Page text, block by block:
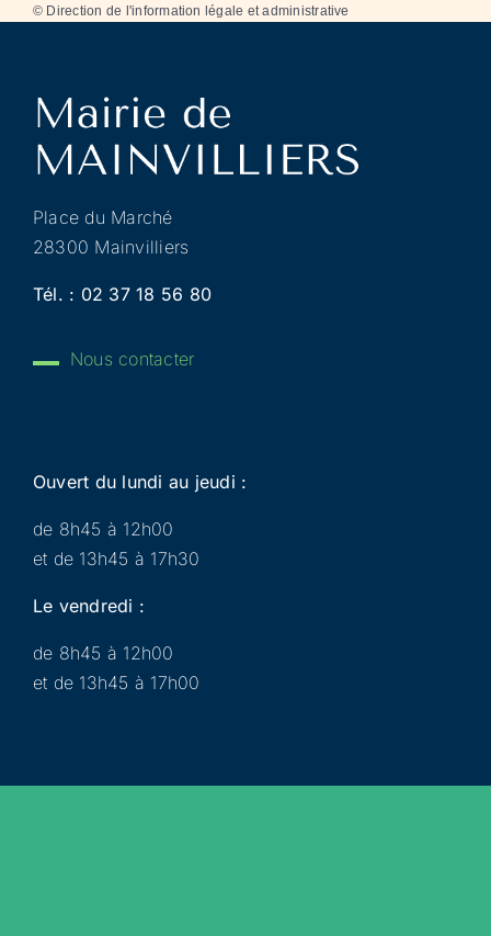
© Direction de l'information légale et administrative
Place du Marché
28300 Mainvilliers
Tél. : 02 37 18 56 80
Nous contacter
Ouvert du lundi au jeudi :
de 8h45 à 12h00
et de 13h45 à 17h30
Le vendredi :
de 8h45 à 12h00
et de 13h45 à 17h00